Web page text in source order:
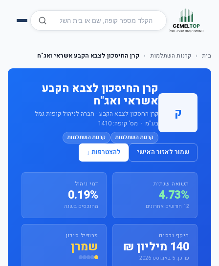
בית › קרנות השתלמות › קרן החיסכון לצבא הקבע אשראי ואג"ח
ק
קרן החיסכון לצבא הקבע
אשראי ואג"ח
קרן החסכון לצבא הקבע - חברה לניהול קופות גמל
בע"מ · מס' קופה: 1410
קרנות השתלמות קרנות השתלמות
שמור לאזור האישי להצטרפות ↓
תשואה שנתית
4.73%
12 חודשים אחרונים
דמי ניהול
0.19%
מהנכסים בשנה
היקף נכסים
140 מיליון ₪
עודכן: 5 באוגוסט 2026
פרופיל סיכון
שמרן